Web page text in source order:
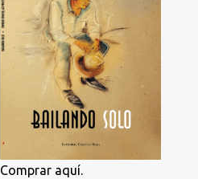
Comprar aquí.